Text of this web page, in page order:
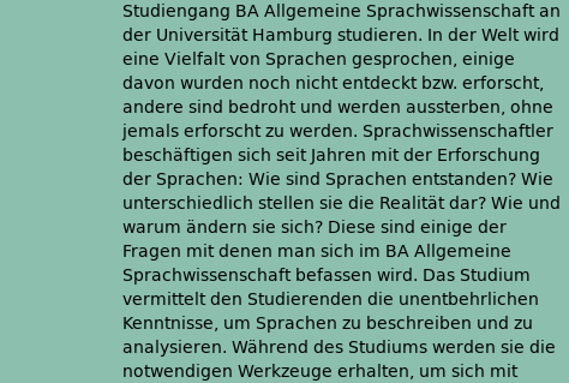
Studiengang BA Allgemeine Sprachwissenschaft an
der Universität Hamburg studieren. In der Welt wird
eine Vielfalt von Sprachen gesprochen, einige
davon wurden noch nicht entdeckt bzw. erforscht,
andere sind bedroht und werden aussterben, ohne
jemals erforscht zu werden. Sprachwissenschaftler
beschäftigen sich seit Jahren mit der Erforschung
der Sprachen: Wie sind Sprachen entstanden? Wie
unterschiedlich stellen sie die Realität dar? Wie und
warum ändern sie sich? Diese sind einige der
Fragen mit denen man sich im BA Allgemeine
Sprachwissenschaft befassen wird. Das Studium
vermittelt den Studierenden die unentbehrlichen
Kenntnisse, um Sprachen zu beschreiben und zu
analysieren. Während des Studiums werden sie die
notwendigen Werkzeuge erhalten, um sich mit
indoeuropäischer Sprachen. Somit wir die Struktur
der Sprachen nach sechs Semestern kein Rätsel
mehr sein! Das Ziel des Vortrages ist, den
Interessenten einen Überblick über das Studium zu
geben. Studienaufbau und -inhalte sowie
Kompetenzen und berufliche Perspektiven werden